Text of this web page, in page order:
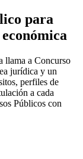
para
llama a Concurso
jurídica y un
perfiles de
a cada
Públicos con